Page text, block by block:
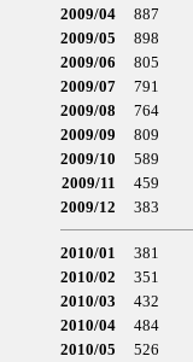
2009/04
887
2009/05
898
2009/06
805
2009/07
791
2009/08
764
2009/09
809
2009/10
589
2009/11
459
2009/12
383
2010/01 381
2010/02
351
2010/03
432
2010/04
484
2010/05
526